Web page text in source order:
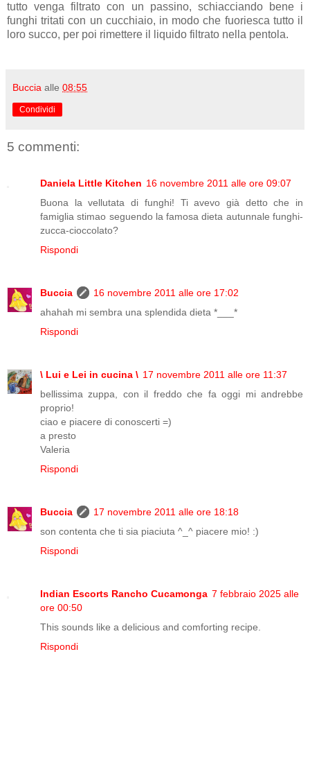
tutto venga filtrato con un passino, schiacciando bene i
funghi tritati con un cucchiaio, in modo che fuoriesca tutto il
loro succo, per poi rimettere il liquido filtrato nella pentola.
Buccia alle 08:55
Condividi
5 commenti:
Daniela Little Kitchen 16 novembre 2011 alle ore 09:07
Buona la vellutata di funghi! Ti avevo già detto che in
famiglia stimao seguendo la famosa dieta autunnale funghi-
zucca-cioccolato?
Rispondi
Buccia
16 novembre 2011 alle ore 17:02
ahahah mi sembra una splendida dieta *___*
Rispondi
\ Lui e Lei in cucina \ 17 novembre 2011 alle ore 11:37
bellissima zuppa, con il freddo che fa oggi mi andrebbe
proprio!
ciao e piacere di conoscerti =)
a presto
Valeria
Rispondi
Buccia
17 novembre 2011 alle ore 18:18
son contenta che ti sia piaciuta ^_^ piacere mio! :)
Rispondi
Indian Escorts Rancho Cucamonga 7 febbraio 2025 alle
ore 00:50
This sounds like a delicious and comforting recipe.
Rispondi